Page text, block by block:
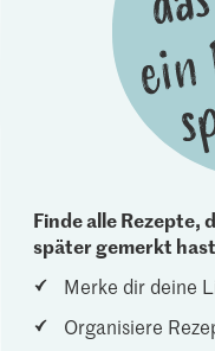
Finde alle Rezepte,
später gemerkt
Merke dir deine
Organisiere